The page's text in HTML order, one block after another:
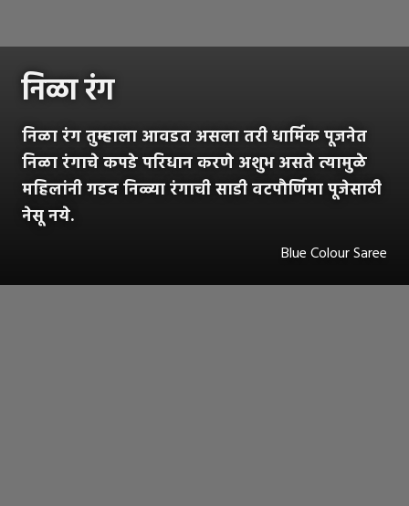
निळा रंग
निळा रंग तुम्हाला आवडत असला तरी धार्मिक पूजनेत
निळा रंगाचे कपडे परिधान करणे अशुभ असते त्यामुळे
महिलांनी गडद निळ्या रंगाची साडी वटपौर्णिमा पूजेसाठी
नेसू नये.
Blue Colour Saree